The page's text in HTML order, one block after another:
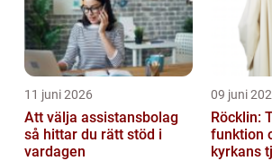
11 juni 2026
Att välja assistansbolag
så hittar du rätt stöd i
vardagen
09 juni
Röcklin:
funktion
kyrkans